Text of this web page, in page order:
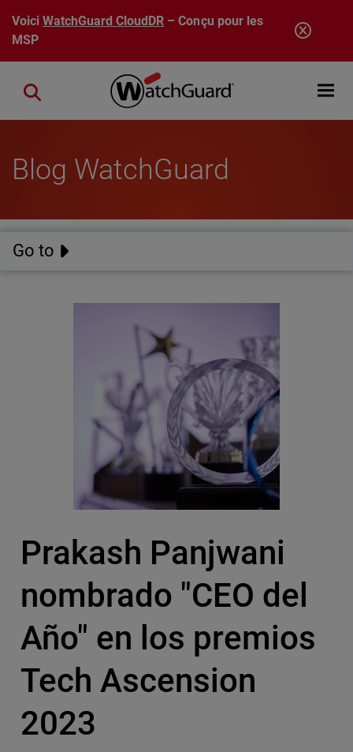
Aller au contenu principal
VoiciWatchGuard CloudDR – Conçu pour les
MSP
Open
Close search
Blog WatchGuard
Go to
Prakash Panjwani
nombrado "CEO del
Año" en los premios
Tech Ascension
2023